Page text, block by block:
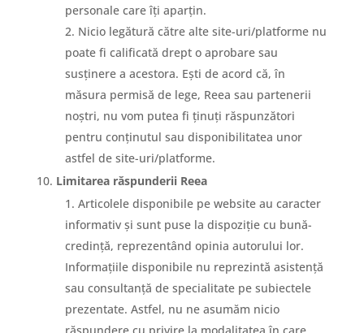
personale care îți aparțin.
Nicio legătură către alte site-uri/platforme nu
poate fi calificată drept o aprobare sau
susținere a acestora. Ești de acord că, în
măsura permisă de lege, Reea sau partenerii
noștri, nu vom putea fi ținuți răspunzători
pentru conținutul sau disponibilitatea unor
astfel de site-uri/platforme.
Limitarea răspunderii Reea
Articolele disponibile pe website au caracter
informativ și sunt puse la dispoziție cu bună-
credință, reprezentând opinia autorului lor.
Informațiile disponibile nu reprezintă asistență
sau consultanță de specialitate pe subiectele
prezentate. Astfel, nu ne asumăm nicio